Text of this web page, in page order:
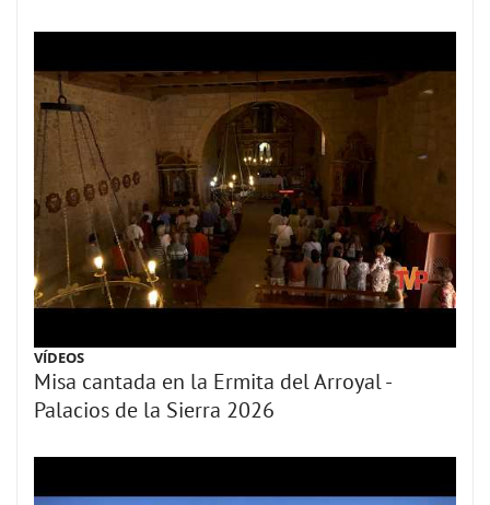
VÍDEOS
Misa cantada en la Ermita del Arroyal -
Palacios de la Sierra 2026